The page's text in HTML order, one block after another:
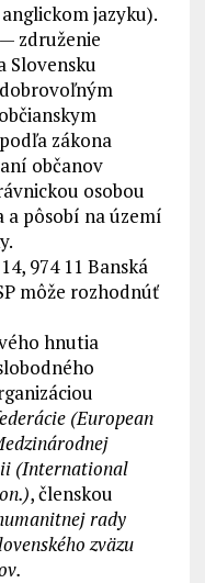
jazyku).
združenie
Slovensku
zákona
občanov
osobou
a pôsobí na území
974 11 Banská
môže rozhodnúť
hnutia
(European
(International
, členskou
rady
zväzu